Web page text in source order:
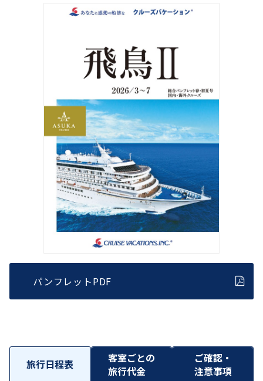
パンフレットPDF
旅行日程表
客室ごとの
旅行代金
ご確認・
注意事項